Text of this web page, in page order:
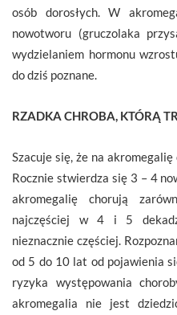
osób dorosłych. W
nowotworu (gruczolaka
wydzielaniem hormonu
do dziś poznane.
RZADKA CHROBA, KTÓRĄ
Szacuje się, że na
Rocznie stwierdza się 3 – 4
akromegalię chorują
najczęściej w 4 i 5
nieznacznie częściej.
od 5 do 10 lat od pojawienia
ryzyka występowania
akromegalia nie jest